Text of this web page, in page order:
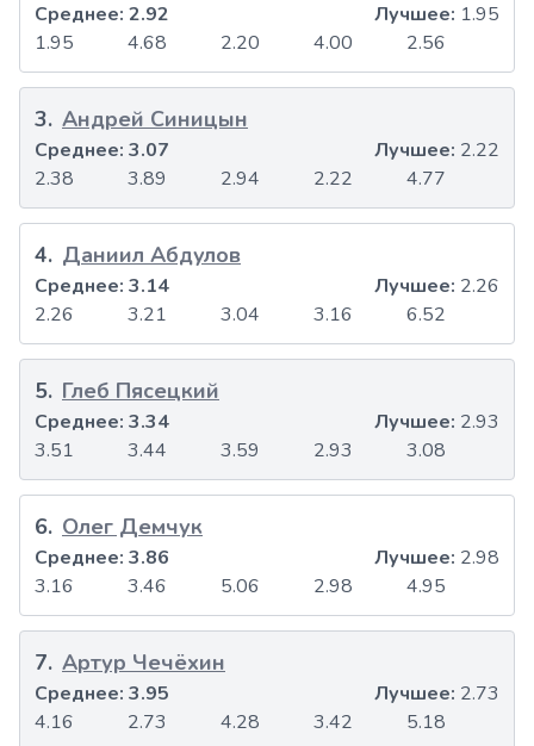
1.95 4.68 2.20 4.00 2.56
Среднее: 2.92 Лучшее: 1.95
3. Андрей Синицын
2.38 3.89 2.94 2.22 4.77
Среднее: 3.07 Лучшее: 2.22
4. Даниил Абдулов
2.26 3.21 3.04 3.16 6.52
Среднее: 3.14 Лучшее: 2.26
5. Глеб Пясецкий
3.51 3.44 3.59 2.93 3.08
Среднее: 3.34 Лучшее: 2.93
6. Олег Демчук
3.16 3.46 5.06 2.98 4.95
Среднее: 3.86 Лучшее: 2.98
7. Артур Чечёхин
4.16 2.73 4.28 3.42 5.18
Среднее: 3.95 Лучшее: 2.73